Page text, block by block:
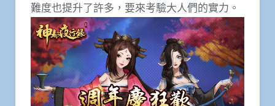
難度也提升了許多，要來考驗大人們的實力。